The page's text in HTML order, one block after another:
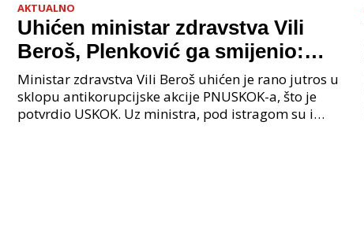
AKTUALNO
Uhićen ministar zdravstva Vili
Beroš, Plenković ga smijenio:
Istraga USKOK-a zbog korupcije
Ministar zdravstva Vili Beroš uhićen je rano jutros u
sklopu antikorupcijske akcije PNUSKOK-a, što je
potvrdio USKOK. Uz ministra, pod istragom su i